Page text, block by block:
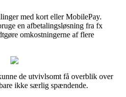
med kort eller MobilePay.
en afbetalingsløsning fra fx
omkostningerne af flere
de utvivlsomt få overblik over
ikke særlig spændende.